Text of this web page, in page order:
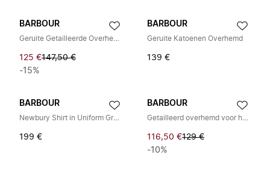
BARBOUR
Geruite Getailleerde Overhemd
125 €147,50 €
-15%
BARBOUR
Geruite Katoenen Overhemd
139 €
BARBOUR
Newbury Shirt in Uniform Groen
199 €
BARBOUR
Getailleerd overhemd voor heren
116,50 €129 €
-10%